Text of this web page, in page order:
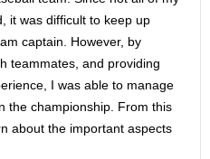
it was difficult to keep up
captain. However, by
teammates, and providing
I was able to manage
the championship. From this
about the important aspects